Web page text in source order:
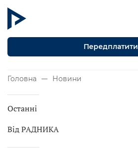
Передплатити
Головна Новини
Останні
Від РАДНИКА